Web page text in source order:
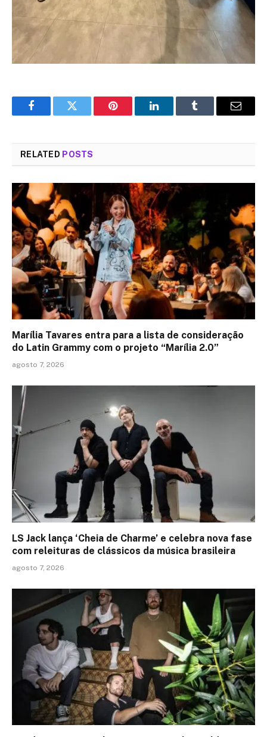
FacebookTwitter Pinterest LinkedInTumblr Email
RELATED POSTS
Marília Tavares entra para a lista de consideração
do Latin Grammy com o projeto “Marília 2.0”
agosto 7, 2026
LS Jack lança ‘Cheia de Charme’ e celebra nova fase
com releituras de clássicos da música brasileira
agosto 7, 2026